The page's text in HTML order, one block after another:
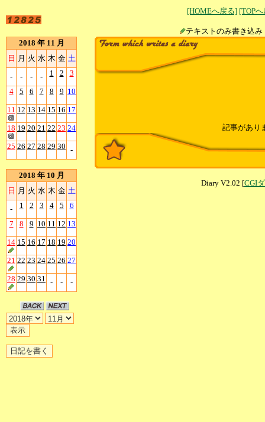
[HOMEへ戻る] [TOP
テキストのみ書
2018 年 11 月
日 月 火 水 木 金 土
- - - - 1 2 3
4 5 6 7 8 9 10
11 12 13 14 15 16 17
18 19 20 21 22 23 24
25 26 27 28 29 30 -
2018 年 10 月
日 月 火 水 木 金 土
- 1 2 3 4 5 6
7 8 9 10 11 12 13
14 15 16 17 18 19 20
21 22 23 24 25 26 27
28 29 30 31 - - -
記事があり
Diary V2.02 [CGI